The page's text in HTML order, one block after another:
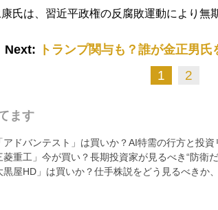
氏は、習近平政権の反腐敗運動により無
Next: トランプ関与も？誰が金正男
1 2
ます
アドバンテスト」は買いか？AI特需の行方と投
重工」今が買い？長期投資家が見るべき“防衛
黒屋HD」は買いか？仕手株説をどう見るべきか